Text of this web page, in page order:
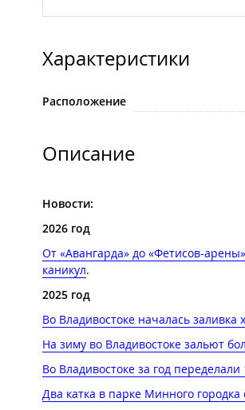
Характеристики
Расположение
Описание
Новости:
2026 год
От «Авангарда» до «Фетисов-
каникул.
2025 год
Во Владивостоке началась заливка
На зиму во Владивостоке зальют
Во Владивостоке за год
Два катка в парке Минного